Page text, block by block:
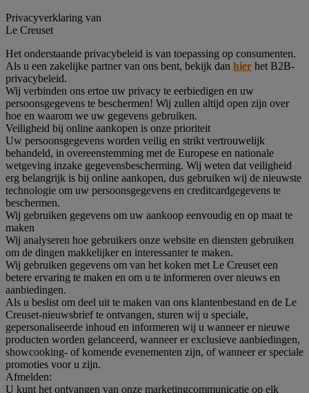
Privacyverklaring van
Le Creuset
Het onderstaande privacybeleid is van toepassing op consumenten.
Als u een zakelijke partner van ons bent, bekijk dan hier het B2B-
privacybeleid.
Wij verbinden ons ertoe uw privacy te eerbiedigen en uw
persoonsgegevens te beschermen! Wij zullen altijd open zijn over
hoe en waarom we uw gegevens gebruiken.
Veiligheid bij online aankopen is onze prioriteit
Uw persoonsgegevens worden veilig en strikt vertrouwelijk
behandeld, in overeenstemming met de Europese en nationale
wetgeving inzake gegevensbescherming. Wij weten dat veiligheid
erg belangrijk is bij online aankopen, dus gebruiken wij de nieuwste
technologie om uw persoonsgegevens en creditcardgegevens te
beschermen.
Wij gebruiken gegevens om uw aankoop eenvoudig en op maat te
maken
Wij analyseren hoe gebruikers onze website en diensten gebruiken
om de dingen makkelijker en interessanter te maken.
Wij gebruiken gegevens om van het koken met Le Creuset een
betere ervaring te maken en om u te informeren over nieuws en
aanbiedingen.
Als u beslist om deel uit te maken van ons klantenbestand en de Le
Creuset-nieuwsbrief te ontvangen, sturen wij u speciale,
gepersonaliseerde inhoud en informeren wij u wanneer er nieuwe
producten worden gelanceerd, wanneer er exclusieve aanbiedingen,
showcooking- of komende evenementen zijn, of wanneer er speciale
promoties voor u zijn.
Afmelden:
U kunt het ontvangen van onze marketingcommunicatie op elk